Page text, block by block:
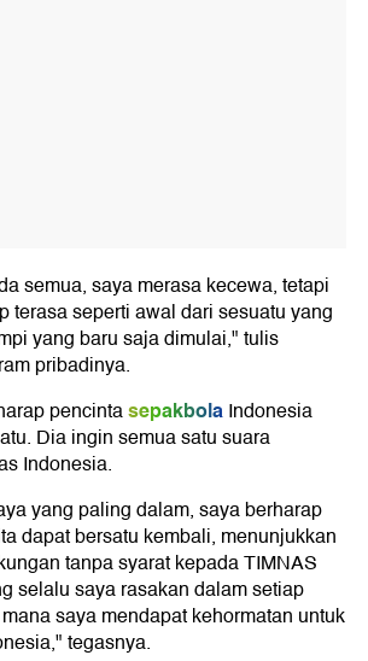
semua, saya merasa kecewa, tetapi
terasa seperti awal dari sesuatu yang
yang baru saja dimulai," tulis
pribadinya.
pencintasepakbolaIndonesia
Dia ingin semua satu suara
Indonesia.
yang paling dalam, saya berharap
dapat bersatu kembali, menunjukkan
tanpa syarat kepada TIMNAS
selalu saya rasakan dalam setiap
saya mendapat kehormatan untuk
tegasnya.